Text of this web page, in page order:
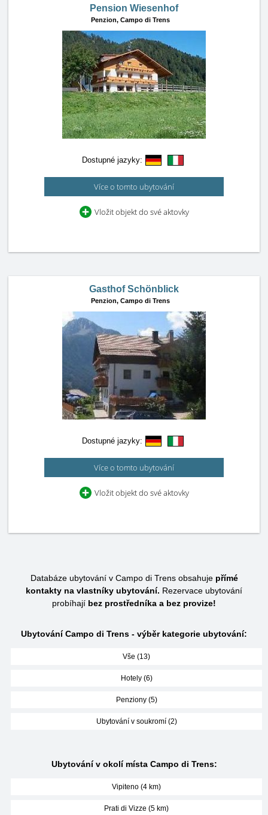
Pension Wiesenhof
Penzion, Campo di Trens
Dostupné jazyky:
Více o tomto ubytování
Vložit objekt do své aktovky
Gasthof Schönblick
Penzion, Campo di Trens
Dostupné jazyky:
Více o tomto ubytování
Vložit objekt do své aktovky
Databáze ubytování v Campo di Trens obsahuje přímé
kontakty na vlastníky ubytování. Rezervace ubytování
probíhají bez prostředníka a bez provize!
Ubytování Campo di Trens - výběr kategorie ubytování:
Vše (13)
Hotely (6)
Penziony (5)
Ubytování v soukromí (2)
Ubytování v okolí místa Campo di Trens:
Vipiteno (4 km)
Prati di Vizze (5 km)